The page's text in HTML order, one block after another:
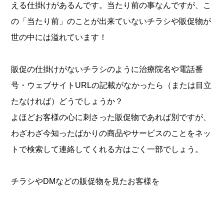
える仕掛けがあるんです。当たり前の事なんですが、こ
の「当たり前」のことが出来ていないチラシや販促物が
世の中には溢れています！
販促の仕掛けがないチラシのように治療院名や電話番
号・ウェブサイトURLの記載がなかったら（または目立
たなければ）どうでしょうか？
よほどお客様の心に刺さった販促物であれば別ですが、
わざわざ今知ったばかりの商品やサービスのことをネッ
トで検索して連絡してくれる方はごく一部でしょう。
チラシやDMなどの販促物を見たお客様を